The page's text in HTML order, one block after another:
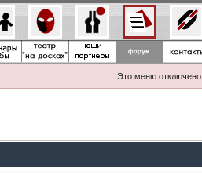
Это меню отключено